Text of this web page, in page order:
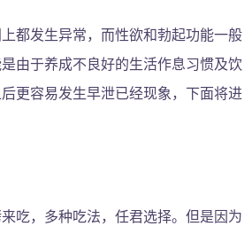
都发生异常，而性欲和勃起功能一般
由于养成不良好的生活作息习惯及饮
更容易发生早泄已经现象，下面将进
吃，多种吃法，任君选择。但是因为